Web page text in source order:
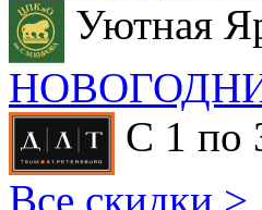
Уютная
С 1 по
Все скидки >